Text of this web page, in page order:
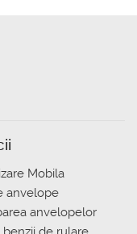
Mobila
anvelope
anvelopelor